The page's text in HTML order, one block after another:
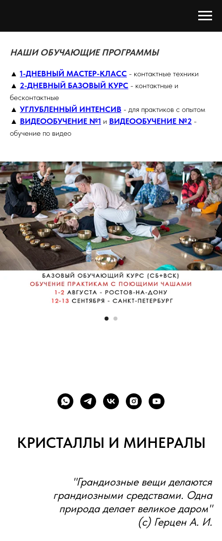
НАШИ ОБУЧАЮЩИЕ ПРОГРАММЫ
▲ 1-ДНЕВНЫЙ МАСТЕР-КЛАСС - контактные техники
▲ 2-ДНЕВНЫЙ БАЗОВЫЙ КУРС - контактные и
бесконтактные
▲ УГЛУБЛЕННЫЙ ИНТЕНСИВ - для практиков с опытом
▲ ВИДЕООБУЧЕНИЕ №1 и ВИДЕООБУЧЕНИЕ №2 -
обучение по видео
КРИСТАЛЛЫ И МИНЕРАЛЫ
"Грандиозные вещи делаются
грандиозными средствами. Одна
природа делает великое даром"
(c) Герцен А. И.